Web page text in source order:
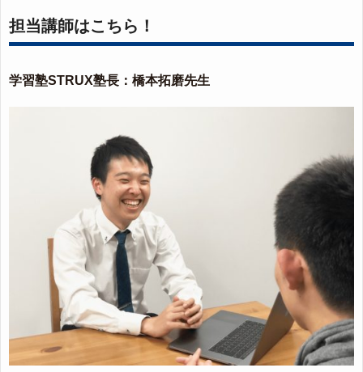
担当講師はこちら！
学習塾STRUX塾長：橋本拓磨先生